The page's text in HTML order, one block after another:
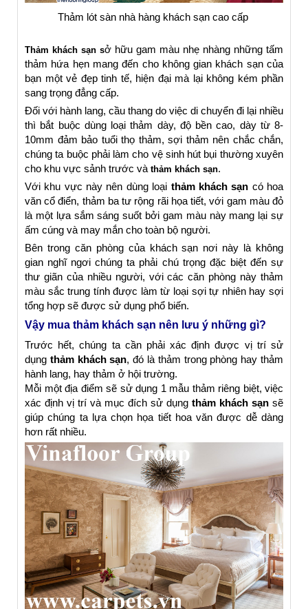
Thảm lót sàn nhà hàng khách sạn cao cấp
Thảm khách sạn sở hữu gam màu nhẹ nhàng những tấm
thảm hứa hẹn mang đến cho không gian khách sạn của
bạn một vẻ đẹp tinh tế, hiện đại mà lại không kém phần
sang trọng đẳng cấp.
Đối với hành lang, cầu thang do việc di chuyển đi lại nhiều
thì bắt buộc dùng loại thảm dày, độ bền cao, dày từ 8-
10mm đảm bảo tuổi thọ thảm, sợi thảm nên chắc chắn,
chúng ta buộc phải làm cho vệ sinh hút bụi thường xuyên
cho khu vực sảnh trước và thảm khách sạn.
Với khu vực này nên dùng loại thảm khách sạn có hoa
văn cổ điển, thảm ba tư rộng rãi họa tiết, với gam màu đỏ
là một lựa sắm sáng suốt bởi gam màu này mang lại sự
ấm cúng và may mắn cho toàn bộ người.
Bên trong căn phòng của khách sạn nơi này là không
gian nghĩ ngơi chúng ta phải chú trọng đặc biệt đến sự
thư giãn của nhiều người, với các căn phòng này thảm
màu sắc trung tính được làm từ loại sợi tự nhiên hay sợi
tổng hợp sẽ được sử dụng phổ biến.
Vậy mua thảm khách sạn nên lưu ý những gì?
Trước hết, chúng ta cần phải xác định được vị trí sử
dụng thảm khách sạn, đó là thảm trong phòng hay thảm
hành lang, hay thảm ở hội trường.
Mỗi một địa điểm sẽ sử dụng 1 mẫu thảm riêng biệt, việc
xác định vị trí và mục đích sử dụng thảm khách sạn sẽ
giúp chúng ta lựa chọn họa tiết hoa văn được dễ dàng
hơn rất nhiều.